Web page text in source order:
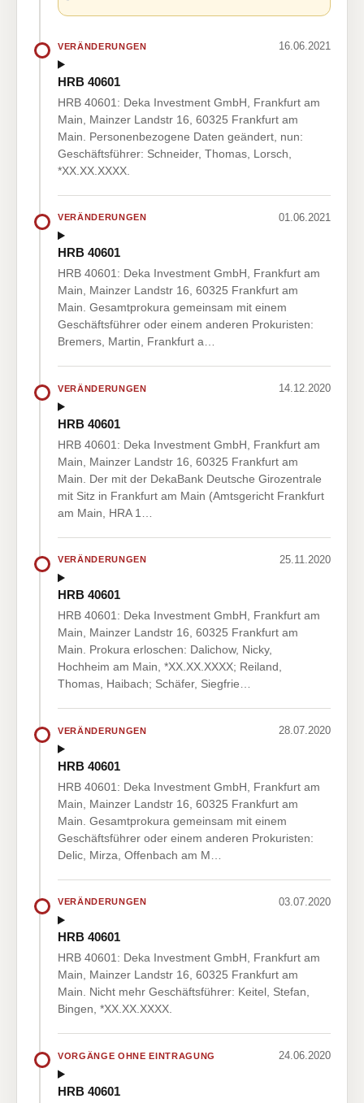
VERÄNDERUNGEN 16.06.2021
HRB 40601
HRB 40601: Deka Investment GmbH, Frankfurt am
Main, Mainzer Landstr 16, 60325 Frankfurt am
Main. Personenbezogene Daten geändert, nun:
Geschäftsführer: Schneider, Thomas, Lorsch,
*XX.XX.XXXX.
VERÄNDERUNGEN 01.06.2021
HRB 40601
HRB 40601: Deka Investment GmbH, Frankfurt am
Main, Mainzer Landstr 16, 60325 Frankfurt am
Main. Gesamtprokura gemeinsam mit einem
Geschäftsführer oder einem anderen Prokuristen:
Bremers, Martin, Frankfurt a…
VERÄNDERUNGEN 14.12.2020
HRB 40601
HRB 40601: Deka Investment GmbH, Frankfurt am
Main, Mainzer Landstr 16, 60325 Frankfurt am
Main. Der mit der DekaBank Deutsche Girozentrale
mit Sitz in Frankfurt am Main (Amtsgericht Frankfurt
am Main, HRA 1…
VERÄNDERUNGEN 25.11.2020
HRB 40601
HRB 40601: Deka Investment GmbH, Frankfurt am
Main, Mainzer Landstr 16, 60325 Frankfurt am
Main. Prokura erloschen: Dalichow, Nicky,
Hochheim am Main, *XX.XX.XXXX; Reiland,
Thomas, Haibach; Schäfer, Siegfrie…
VERÄNDERUNGEN 28.07.2020
HRB 40601
HRB 40601: Deka Investment GmbH, Frankfurt am
Main, Mainzer Landstr 16, 60325 Frankfurt am
Main. Gesamtprokura gemeinsam mit einem
Geschäftsführer oder einem anderen Prokuristen:
Delic, Mirza, Offenbach am M…
VERÄNDERUNGEN 03.07.2020
HRB 40601
HRB 40601: Deka Investment GmbH, Frankfurt am
Main, Mainzer Landstr 16, 60325 Frankfurt am
Main. Nicht mehr Geschäftsführer: Keitel, Stefan,
Bingen, *XX.XX.XXXX.
VORGÄNGE OHNE EINTRAGUNG 24.06.2020
HRB 40601